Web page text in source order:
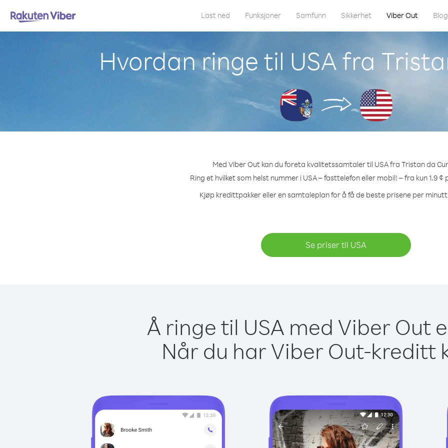
Last ned Funksjoner Samfunn Sikkerhet Viber Out
Hvordan ringe til USA fra
Med Viber Out kan du foreta kvalitetssamtaler til USA fra Tristan da
Ring et hvilket som helst nummer i USA – fasttelefon eller mobil! – fra kun 1.9 ¢
Kjøp kredittpakker eller en samtaleplan for å få de beste prisene per minutt
Se priser til USA
Å ringe til USA med Viber Out
Når du har Viber Out-kreditt